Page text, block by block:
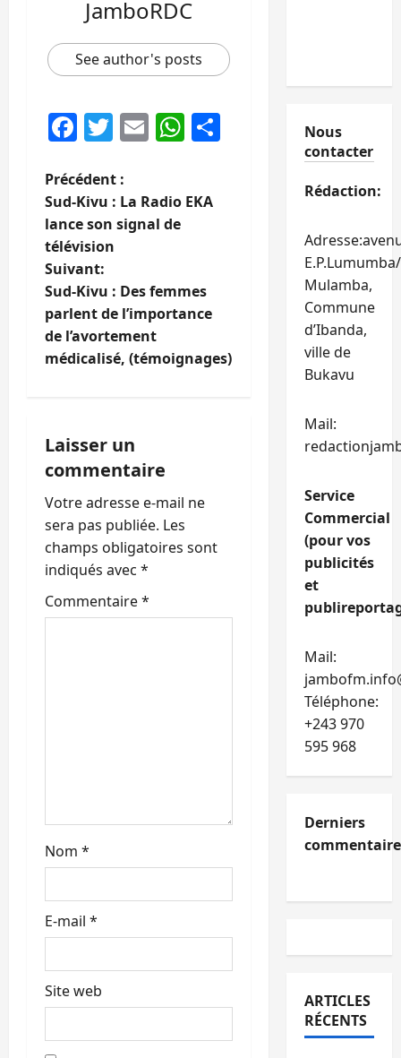
JamboRDC
See author's posts
Facebook
Twitter
EmailWhatsApp
Partager
N
a
v
i
g
a
i
o
n
d
’
l
e
Précédent :
Sud-Kivu : La Radio EKA
lance son signal de
télévision
Suivant:
Sud-Kivu : Des femmes
parlent de l’importance
de l’avortement
médicalisé, (témoignages)
Laisser un
commentaire
Votre adresse e-mail ne
sera pas publiée. Les
champs obligatoires sont
indiqués avec *
Commentaire*
Nom *
E-mail *
Site web
Nous
contacter
Rédaction:
Mulamba,
Commune
d’Ibanda,
ville de
Bukavu
Mail:
Service
Commercial
(pour vos
publicités
et
Mail:
Téléphone:
+243 970
595 968
Derniers
ARTICLES
RÉCENTS